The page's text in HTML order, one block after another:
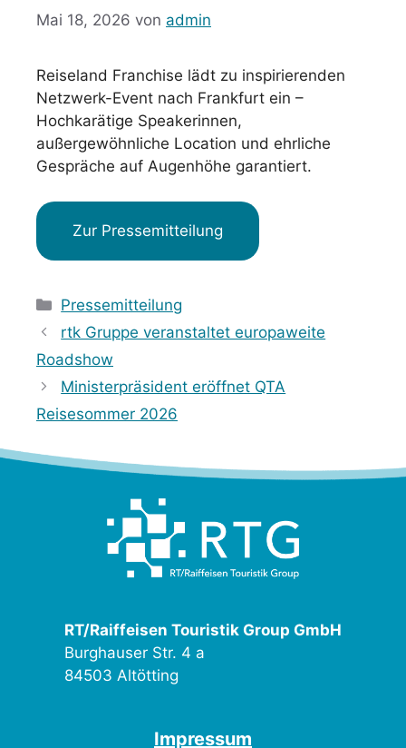
Mai 18, 2026 von admin
Reiseland Franchise lädt zu inspirierenden
Netzwerk-Event nach Frankfurt ein –
Hochkarätige Speakerinnen,
außergewöhnliche Location und ehrliche
Gespräche auf Augenhöhe garantiert.
Zur Pressemitteilung
Kategorien
Pressemitteilung
rtk Gruppe veranstaltet europaweite
Roadshow
Ministerpräsident eröffnet QTA
Reisesommer 2026
RT/Raiffeisen Touristik Group GmbH
Burghauser Str. 4 a
84503 Altötting
Impressum